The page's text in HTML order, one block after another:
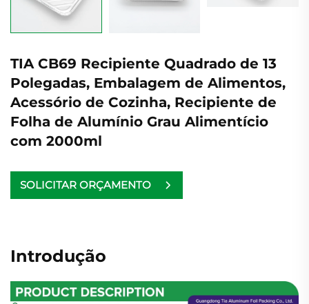
TIA CB69 Recipiente Quadrado de 13
Polegadas, Embalagem de Alimentos,
Acessório de Cozinha, Recipiente de
Folha de Alumínio Grau Alimentício
com 2000ml
SOLICITAR ORÇAMENTO
Introdução